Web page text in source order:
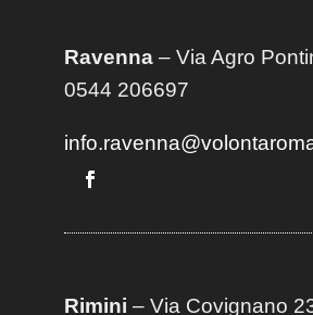
Ravenna– Via Agro
0544 206697
Rimini – Via Covignano